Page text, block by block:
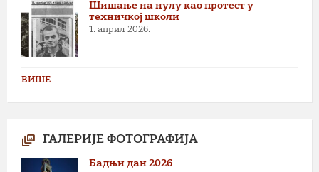
Шишање на нулу као протест у
техничкој школи
1. април 2026.
ВИШЕ
ГАЛЕРИЈЕ ФОТОГРАФИЈА
Бадњи дан 2026